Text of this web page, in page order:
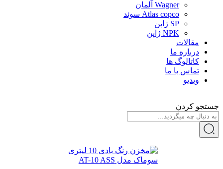
Wagner آلمان
Atlas copco سوئد
SP ژاپن
NPK ژاپن
مقالات
درباره ما
کاتالوگ ها
تماس با ما
ویدیو
جستجو کردن